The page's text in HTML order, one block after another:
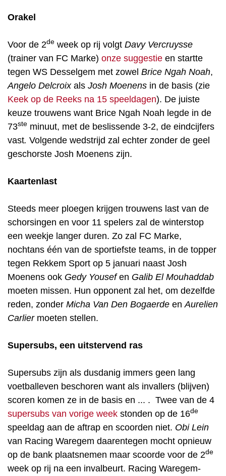
Orakel
Voor de 2de week op rij volgt Davy Vercruysse
(trainer van FC Marke) onze suggestie en startte
tegen WS Desselgem met zowel Brice Ngah Noah,
Angelo Delcroix als Josh Moenens in de basis (zie
Keek op de Reeks na 15 speeldagen). De juiste
keuze trouwens want Brice Ngah Noah legde in de
73ste minuut, met de beslissende 3-2, de eindcijfers
vast. Volgende wedstrijd zal echter zonder de geel
geschorste Josh Moenens zijn.
Kaartenlast
Steeds meer ploegen krijgen trouwens last van de
schorsingen en voor 11 spelers zal de winterstop
een weekje langer duren. Zo zal FC Marke,
nochtans één van de sportiefste teams, in de topper
tegen Rekkem Sport op 5 januari naast Josh
Moenens ook Gedy Yousefen Galib El Mouhaddab
moeten missen. Hun opponent zal het, om dezelfde
reden, zonder Micha Van Den Bogaerde en Aurelien
Carliermoeten stellen.
Supersubs, een uitstervend ras
Supersubs zijn als dusdanig immers geen lang
voetballeven beschoren want als invallers (blijven)
scoren komen ze in de basis en ... . Twee van de 4
supersubs van vorige week stonden op de 16de
speeldag aan de aftrap en scoorden niet. Obi Lein
van Racing Waregem daarentegen mocht opnieuw
op de bank plaatsnemen maar scoorde voor de 2de
week op rij na een invalbeurt. Racing Waregem-